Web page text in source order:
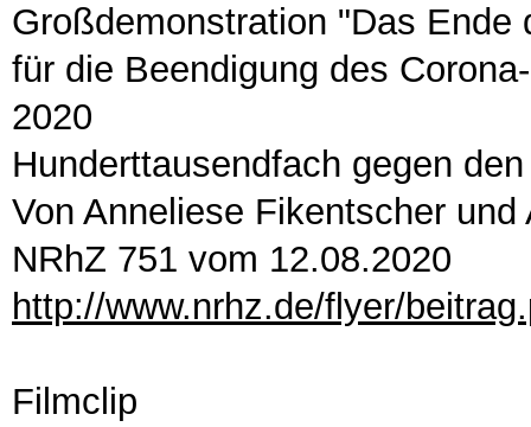
Großdemonstration "Das Ende
für die Beendigung des
2020
Hunderttausendfach gegen
Von Anneliese Fikentscher und
NRhZ 751 vom 12.08.2020
http://www.nrhz.de/flyer/
Filmclip